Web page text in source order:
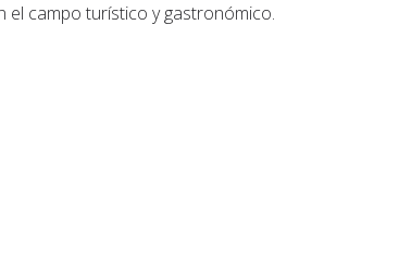
el campo turístico y gastronómico.